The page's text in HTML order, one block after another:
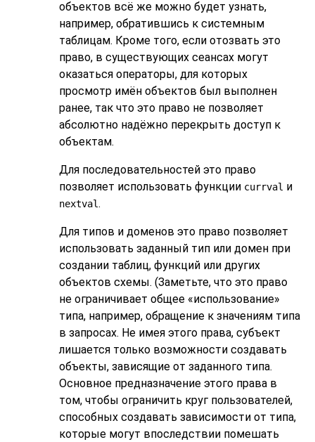
объектов всё же можно будет узнать,
например, обратившись к системным
таблицам. Кроме того, если отозвать это
право, в существующих сеансах могут
оказаться операторы, для которых
просмотр имён объектов был выполнен
ранее, так что это право не позволяет
абсолютно надёжно перекрыть доступ к
объектам.
Для последовательностей это право
позволяет использовать функции currval и
nextval.
Для типов и доменов это право позволяет
использовать заданный тип или домен при
создании таблиц, функций или других
объектов схемы. (Заметьте, что это право
не ограничивает общее «использование»
типа, например, обращение к значениям типа
в запросах. Не имея этого права, субъект
лишается только возможности создавать
объекты, зависящие от заданного типа.
Основное предназначение этого права в
том, чтобы ограничить круг пользователей,
способных создавать зависимости от типа,
которые могут впоследствии помешать